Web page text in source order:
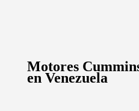
Motores
en Venezuela